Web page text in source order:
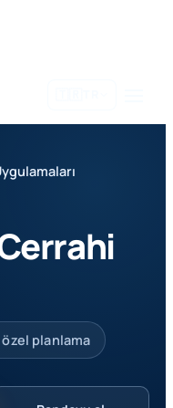
planlama